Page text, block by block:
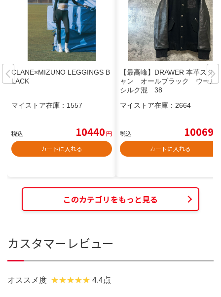
CLANE×MIZUNO LEGGINGS B
LACK
マイストア在庫： 1557
税込 10440円
カートに入れる
【最高峰】DRAWER 本革スタジ
ャン オールブラック ウール/
シルク混 38
マイストア在庫： 2664
税込 10069
カートに入れる
このカテゴリをもっと見る
カスタマーレビュー
オススメ度 4.4点